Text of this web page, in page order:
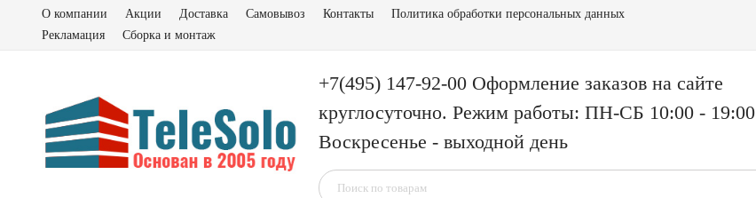
О компании Акции Доставка Самовывоз Контакты
Политика обработки персональных данных
Рекламация
Сборка и монтаж
+7(495) 147-92-00 Оформление заказов на сайте
круглосуточно. Режим работы: ПН-СБ 10:00 - 19:00
Воскресенье - выходной день